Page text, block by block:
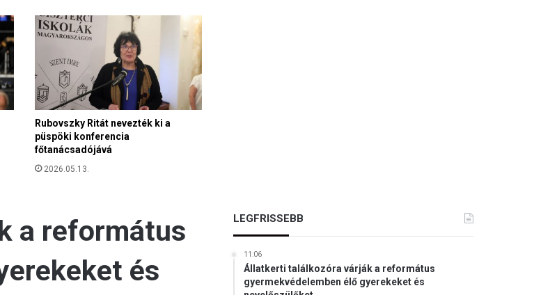
Rubovszky Ritát nevezték ki a
püspöki konferencia
főtanácsadójává
2026.05.13.